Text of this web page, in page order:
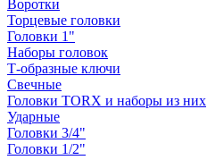
Воротки
Торцевые головки
Головки 1"
Наборы головок
Т-образные ключи
Свечные
Головки TORX и наборы из них
Ударные
Головки 3/4"
Головки 1/2"